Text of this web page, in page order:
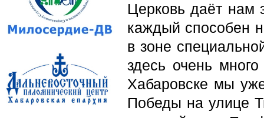
Церковь даёт нам
каждый способен
в зоне
здесь очень
Хабаровске мы
Победы на улице